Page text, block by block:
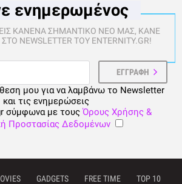
ενημερωμένος
ΚΑΝΕΝΑ ΣΗΜΑΝΤΙΚΟ ΝΕΟ ΜΑΣ, ΚΑΝΕ
NEWSLETTER ΤΟΥ ENTERNITY.GR!
μου για να λαμβάνω το Newsletter
και τις ενημερώσεις
σύμφωνα με τους Όρους Χρήσης &
Προστασίας Δεδομένων
GADGETS FREE TIME
TOP 10